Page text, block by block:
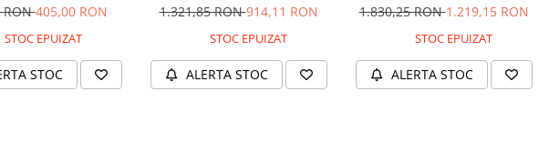
RON405,00 RON
STOC EPUIZAT
STOC
12V, galbena
1.321,85 RON914,11 RON
STOC EPUIZAT
ALERTA STOC
1.830,25 RON1.219,15 RON
STOC EPUIZAT
ALERTA STOC